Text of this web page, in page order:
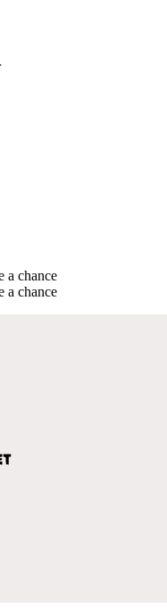
a chance
a chance